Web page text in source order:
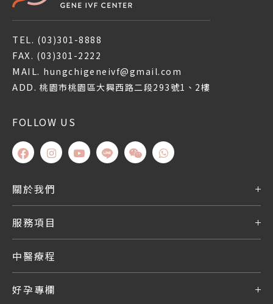
TEL. (03)301-8888
FAX. (03)301-2222
MAIL. hungchigeneivf@gmail.com
ADD. 桃園市桃園區大興西路二段293號1、2樓
FOLLOW US
關於我們
服務項目
中醫療程
好孕專欄